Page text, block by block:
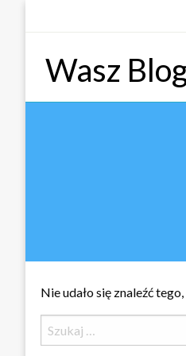
Wasz
Nie udało się znaleźć
Szukaj: